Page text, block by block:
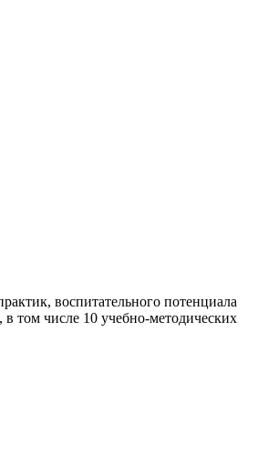
воспитательного потенциала
в том числе 10 учебно-методических